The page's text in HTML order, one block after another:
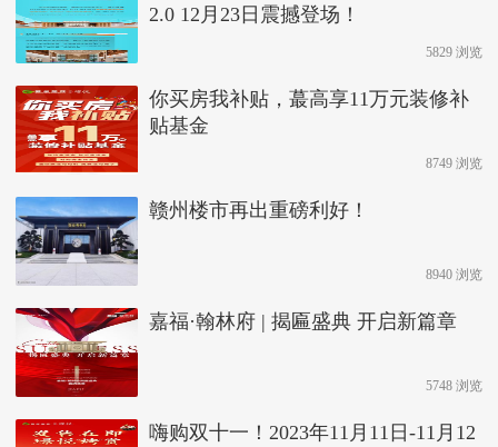
2.0 12月23日震撼登场！
5829 浏览
你买房我补贴，蕞高享11万元装修补
贴基金
8749 浏览
赣州楼市再出重磅利好！
8940 浏览
嘉福·翰林府 | 揭匾盛典 开启新篇章
5748 浏览
嗨购双十一！2023年11月11日-11月12